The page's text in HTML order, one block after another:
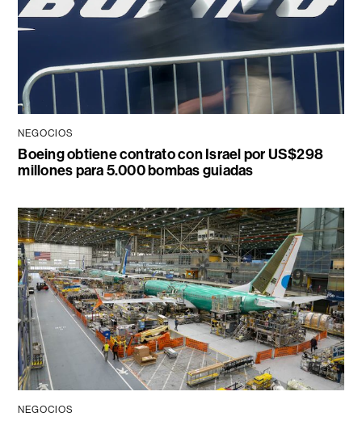
NEGOCIOS
Boeing obtiene contrato con Israel por US$298
millones para 5.000 bombas guiadas
NEGOCIOS